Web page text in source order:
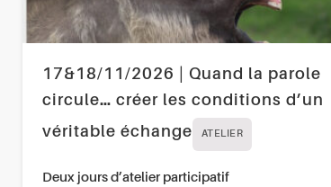
17&18/11/2026 | Quand la parole
circule… créer les conditions d’un
véritable échange
ATELIER
Deux jours d’atelier participatif